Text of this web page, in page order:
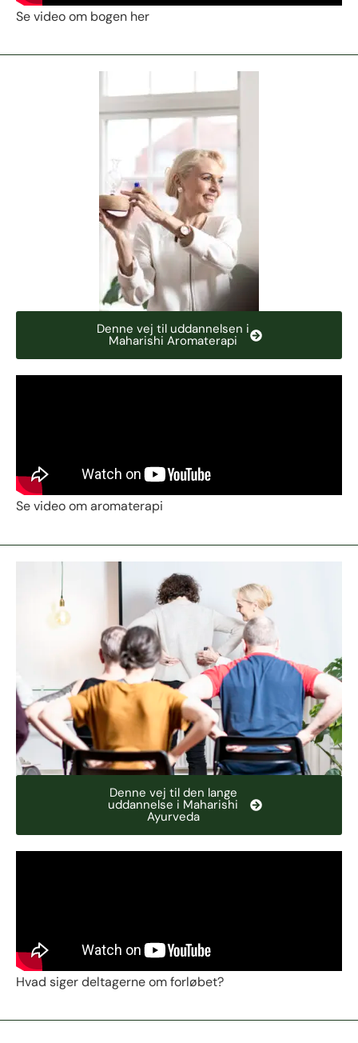
Se video om bogen her
Denne vej til uddannelsen i
Maharishi Aromaterapi
Se video om aromaterapi
Denne vej til den lange
uddannelse i Maharishi
Ayurveda
Hvad siger deltagerne om forløbet?